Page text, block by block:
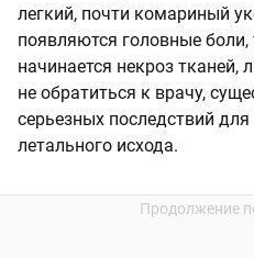
легкий, почти комариный
появляются головные
начинается некроз тканей,
не обратиться к врачу,
серьезных последствий
летального исхода.